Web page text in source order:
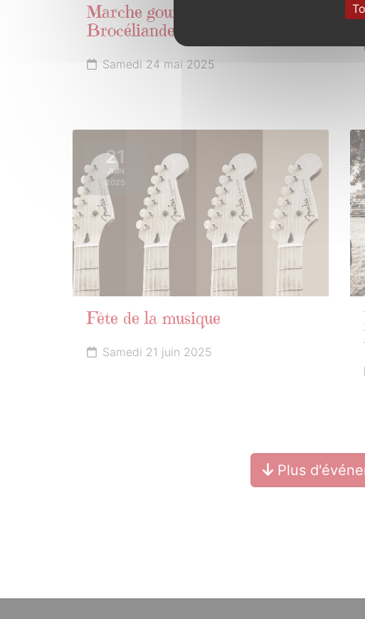
Marche gourmande de
Brocéliande
Samedi 24 mai 2025
21
JUIN
2025
Fête de la musique
Samedi 21 juin 2025
Plus